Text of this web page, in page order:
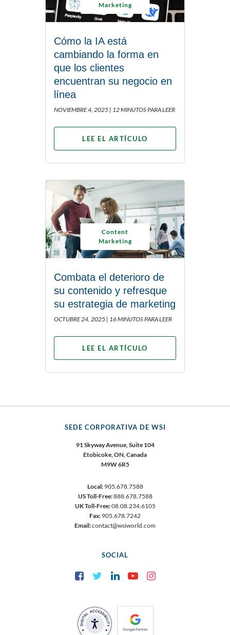
Marketing
Cómo la IA está
cambiando la forma en
que los clientes
encuentran su negocio en
línea
NOVIEMBRE 4, 2025 | 12 MINUTOS PARA LEER
LEE EL ARTÍCULO
Content
Marketing
Combata el deterioro de
su contenido y refresque
su estrategia de marketing
OCTUBRE 24, 2025 | 16 MINUTOS PARA LEER
LEE EL ARTÍCULO
SEDE CORPORATIVA DE WSI
91 Skyway Avenue, Suite 104
Etobicoke, ON, Canada
M9W 6R5
Local:905.678.7588
US Toll-Free:888.678.7588
UK Toll-Free:08.08.234.6105
Fax: 905.678.7242
Email:contact@wsiworld.com
SOCIAL
FacebookTwitter LinkedInYouTube